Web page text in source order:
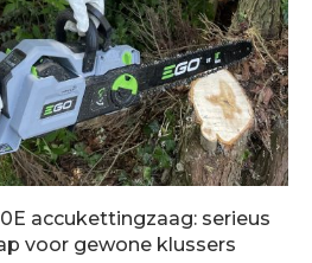
accukettingzaag: serieus
voor gewone klussers